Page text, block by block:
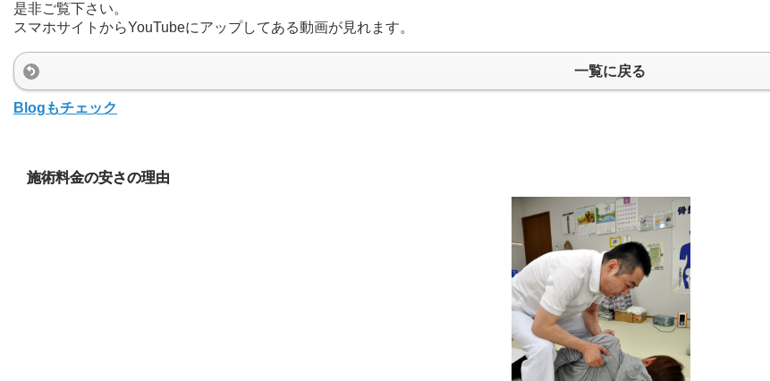
是非ご覧下さい。
スマホサイトからYouTubeにアップしてある動画が見れます。
一覧に戻る
Blogもチェック
施術料金の安さの理由